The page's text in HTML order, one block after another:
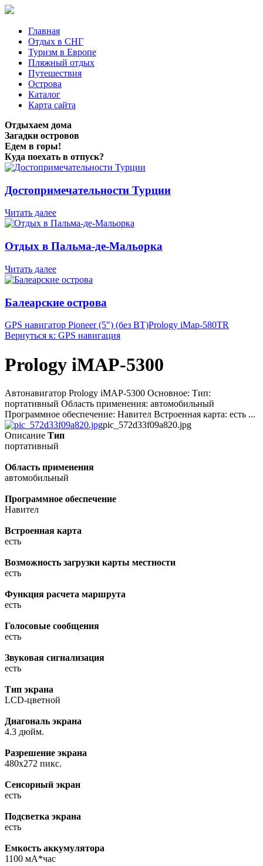
Главная
Отдых в СНГ
Туризм в Европе
Пляжный отдых
Путешествия
Острова
Каталог
Карта сайта
Отдыхаем дома
Загадки островов
Едем в горы!
Куда поехать в отпуск?
Достопримечательности Турции
Читать далее
Отдых в Пальма-де-Мальорка
Читать далее
Балеарские острова
GPS навигатор Pioneer (5") (без BT)Prology iMap-580TR
Вернуться к: GPS навигация
Prology iMAP-5300
Автонавигатор Prology iMAP-5300 Основное: Тип:
портативный Область применения: автомобильный
Программное обеспечение: Навител Встроенная карта: есть ...
pic_572d33f09a820.jpg
Описание Тип
портативный
Область применения
автомобильный
Программное обеспечение
Навител
Встроенная карта
есть
Возможность загрузки карты местности
есть
Функция расчета маршрута
есть
Голосовые сообщения
есть
Звуковая сигнализация
есть
Тип экрана
LCD-цветной
Диагональ экрана
4.3 дюйм.
Разрешение экрана
480x272 пикс.
Сенсорный экран
есть
Подсветка экрана
есть
Емкость аккумулятора
1100 мА*час